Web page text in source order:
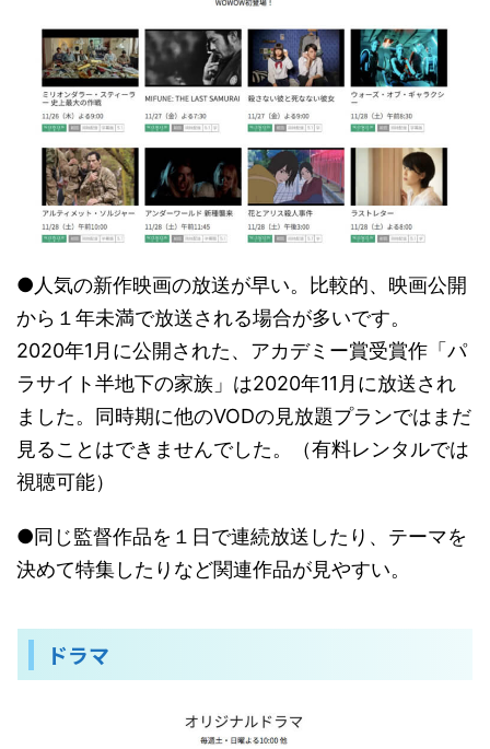
●人気の新作映画の放送が早い。比較的、映画公開
から１年未満で放送される場合が多いです。
2020年1月に公開された、アカデミー賞受賞作「パ
ラサイト半地下の家族」は2020年11月に放送され
ました。同時期に他のVODの見放題プランではまだ
見ることはできませんでした。（有料レンタルでは
視聴可能）
●同じ監督作品を１日で連続放送したり、テーマを
決めて特集したりなど関連作品が見やすい。
ドラマ